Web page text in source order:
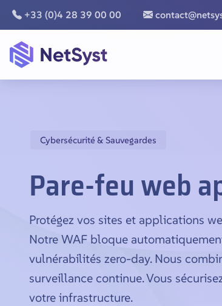
+33 (0)4 28 39 00 00
Cybersécurité & Sauvegardes
Pare-feu web
Protégez vos sites et applications
Notre WAF bloque
vulnérabilités zero-day. Nous
surveillance continue. Vous
votre infrastructure.